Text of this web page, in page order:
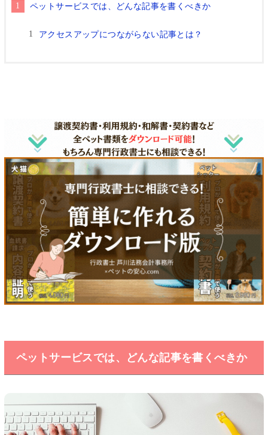
ペットサービスでは、どんな記事を書くべきか
アクセスアップにつながらない記事とは？
ペットサービスでは、どんな記事を書くべきか